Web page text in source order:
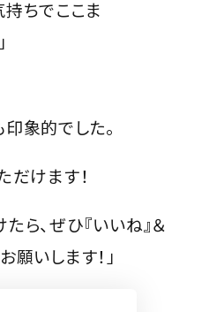
ちでここま
象的でした。
だけます！
ら、ぜひ『いいね』＆
願いします！」